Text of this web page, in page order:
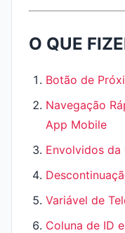
O QUE
Botão de
Navegação
App Mobile
Envolvidos da
Variável de
Coluna de ID